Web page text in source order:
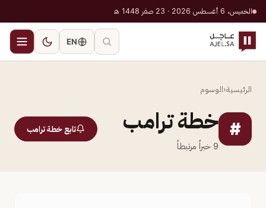
الخميس، 6 أغسطس 2026 · 23 صفر 1448 هـ
EN
الرئيسية‹الوسوم
# خطة ترامب
9 خبراً مرتبطاً
تابع خطة ترامب